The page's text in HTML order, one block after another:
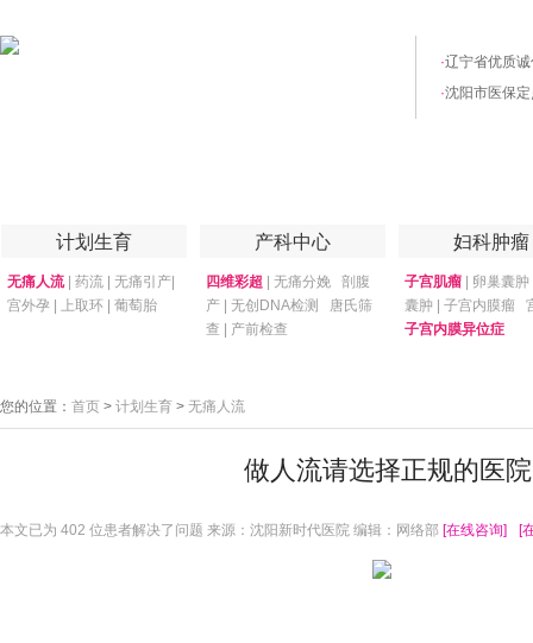
·辽宁省优质
·沈阳市医保
计划生育
无痛人流| 药流 无痛引产
宫外孕
上取环 葡萄胎
产科中心
四维彩超 无痛分娩
剖腹
产
无创DNA检测
唐氏筛
查
产前检查
妇科肿瘤
子宫肌瘤
卵巢囊肿
囊肿
子宫内膜瘤
子宫内膜异位症
您的位置： 首页 > 计划生育 > 无痛人流
做人流请选择正规的医院
本文已为 402 位患者解决了问题 来源：沈阳新时代医院 编辑：网络部 [在线咨询] [